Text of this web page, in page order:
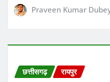
Praveen Kumar
छत्तीसगढ़ रायपुर